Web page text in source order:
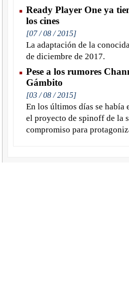
Ready Player One ya
los cines
[07 / 08 / 2015]
La adaptación de la
de diciembre de 2017.
Pese a los rumores
Gámbito
[03 / 08 / 2015]
En los últimos días se había
el proyecto de spinoff de la
compromiso para